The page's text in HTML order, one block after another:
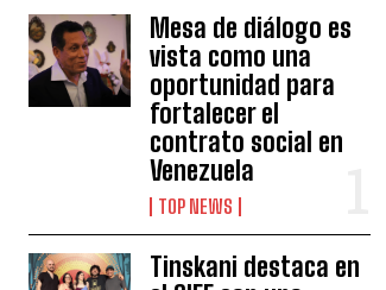
Mesa de diálogo es
vista como una
oportunidad para
fortalecer el
contrato social en
Venezuela
TOP NEWS
Tinskani destaca en